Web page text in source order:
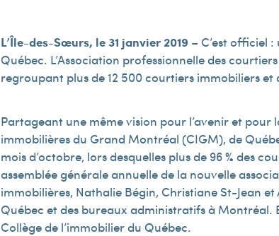
L’Île-des-Sœurs, le 31 janvier 2019 – C’est officiel
Québec. L’Association professionnelle des
regroupant plus de 12 500 courtiers immobiliers et
Partageant une même vision pour l’avenir et
immobilières du Grand Montréal (CIGM), de
mois d’octobre, lors desquelles plus de 96 % des
assemblée générale annuelle de la nouvelle
immobilières, Nathalie Bégin, Christiane St-Jean et
Québec et des bureaux administratifs à Montréal.
Collège de l’immobilier du Québec.